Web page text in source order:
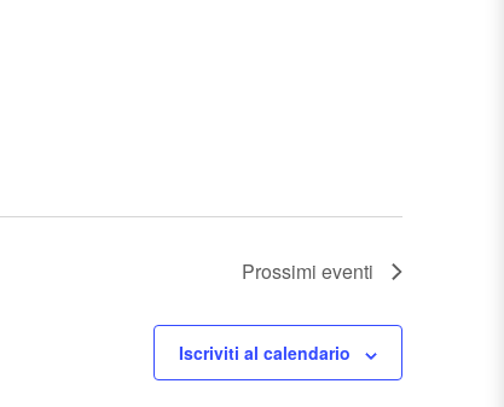
Prossimi eventi
Iscriviti al calendario